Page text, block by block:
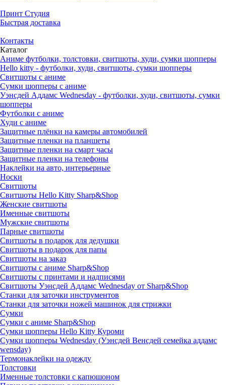
Принт Студия
Быстрая доставка
Контакты
Каталог
Аниме футболки, толстовки, свитшоты, худи, сумки шопперы
Hello kitty - футболки, худи, свитшоты, сумки шопперы
Свитшоты с аниме
Сумки шопперы с аниме
Уэнсдей Аддамс Wednesday - футболки, худи, свитшоты, сумки
шопперы
Футболки с аниме
Худи с аниме
Защитные плёнки на камеры автомобилей
Защитные пленки на планшеты
Защитные пленки на смарт часы
Защитные пленки на телефоны
Наклейки на авто, интерьерные
Носки
Свитшоты
Cвитшоты Hello Kitty Sharp&Shop
Женские свитшоты
Именные свитшоты
Мужские свитшоты
Парные свитшоты
Свитшоты в подарок для дедушки
Свитшоты в подарок для папы
Свитшоты на заказ
Свитшоты с аниме Sharp&Shop
Свитшоты с принтами и надписями
Свитшоты Уэнсдей Аддамс Wednesday от Sharp&Shop
Станки для заточки инструментов
Станки для заточки ножей машинок для стрижки
Сумки
Сумки с аниме Sharp&Shop
Сумки шопперы Hello Kitty Куроми
Сумки шопперы Wednesday (Уэнсдей Венсдей семейка аддамс
wensday)
Термонаклейки на одежду
Толстовки
Именные толстовки с капюшоном